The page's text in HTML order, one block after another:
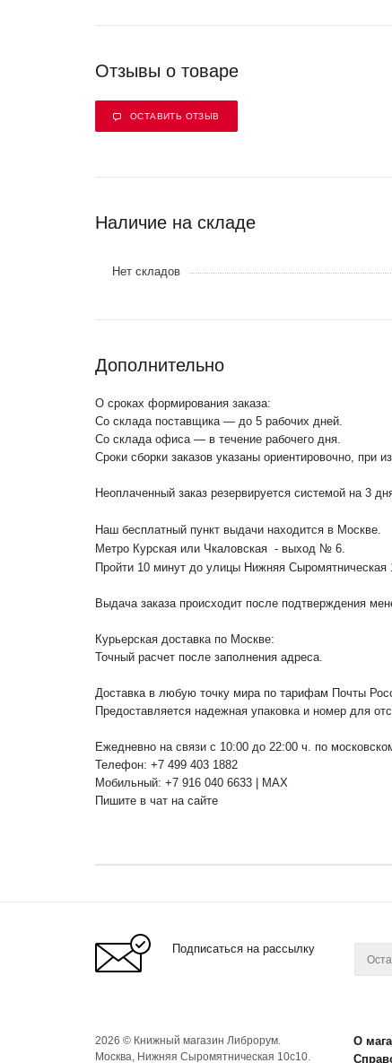
Отзывы о товаре
ОСТАВИТЬ ОТЗЫВ
Наличие на складе
Нет складов
Дополнительно
О сроках формирования заказа:
Со склада поставщика — до 5 рабочих дней.
Со склада офиса — в течение рабочего дня.
Сроки сборки заказов указаны ориентировочно, при
Неоплаченный заказ резервируется системой на 3
Наш бесплатный пункт выдачи находится в Москве.
Метро Курская или Чкаловская - выход № 6.
Пройти 10 минут до улицы Нижняя Сыромятническая
Выдача заказа происходит после подтверждения
Курьерская доставка по Москве:
Точный расчет после заполнения адреса.
Доставка в любую точку мира по тарифам Почты
Предоставляется надежная упаковка и номер для
Ежедневно на связи с 10:00 до 22:00 ч. по
Телефон: +7 499 403 1882
Мобильный: +7 916 040 6633 | MAX
Пишите в чат на сайте
Подписаться на рассылку
2026 © Книжный магазин Либрорум.
Москва, Нижняя Сыромятническая 10с10.
О